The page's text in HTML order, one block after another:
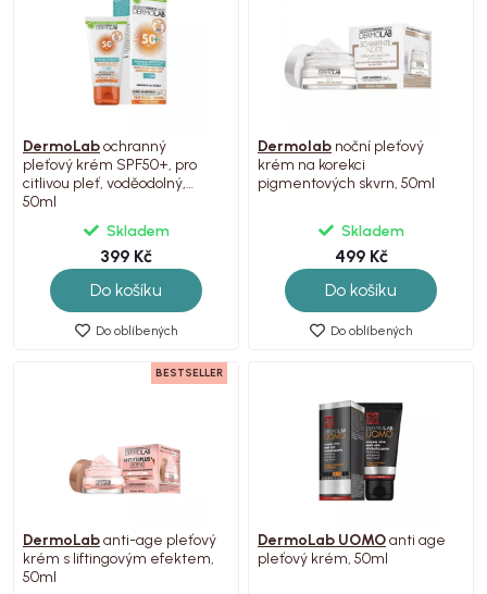
DermoLabochranný
pleťový krém SPF50+, pro
citlivou pleť, voděodolný,
50ml
Skladem
399 Kč
Do košíku
Do oblíbených
Dermolab noční pleťový
krém na korekci
pigmentových skvrn, 50ml
Skladem
499 Kč
Do košíku
Do oblíbených
BESTSELLER
DermoLabanti-age pleťový
krém s liftingovým efektem,
50ml
DermoLab UOMOanti age
pleťový krém, 50ml